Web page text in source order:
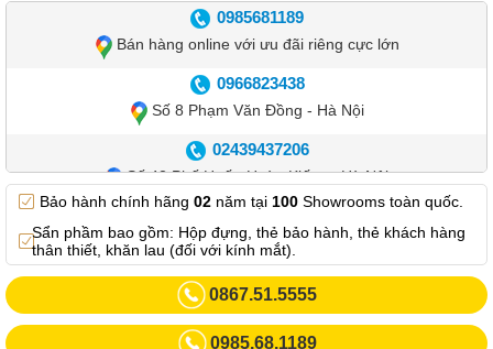
0985681189
Bán hàng online với ưu đãi riêng cực lớn
0966823438
Số 8 Phạm Văn Đồng - Hà Nội
02439437206
Số 42 Phố Huế - Hoàn Kiếm – Hà Nội
0982.769.887
Showroom 3: Số 87 Trương Định - Hai Bà Trưng - Hà Nội.
0969102552
Số 55 Trần Đăng Ninh – Cầu Giấy – Hà Nội
Bảo hành chính hãng 02 năm tại 100 Showrooms toàn quốc.
Sẩn phầm bao gồm: Hộp đựng, thẻ bảo hành, thẻ khách hàng
thân thiết, khăn lau (đối với kính mắt).
0867.51.5555
0985.68.1189